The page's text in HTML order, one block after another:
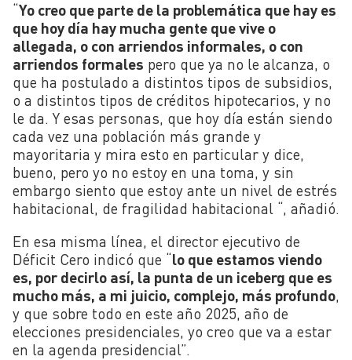
“Yo creo que parte de la problemática que hay es
que hoy día hay mucha gente que vive o
allegada, o con arriendos informales, o con
arriendos formales pero que ya no le alcanza, o
que ha postulado a distintos tipos de subsidios,
o a distintos tipos de créditos hipotecarios, y no
le da. Y esas personas, que hoy día están siendo
cada vez una población más grande y
mayoritaria y mira esto en particular y dice,
bueno, pero yo no estoy en una toma, y sin
embargo siento que estoy ante un nivel de estrés
habitacional, de fragilidad habitacional “, añadió.
En esa misma línea, el director ejecutivo de
Déficit Cero indicó que “lo que estamos viendo
es, por decirlo así, la punta de un iceberg que es
mucho más, a mi juicio, complejo, más profundo,
y que sobre todo en este año 2025, año de
elecciones presidenciales, yo creo que va a estar
en la agenda presidencial”.